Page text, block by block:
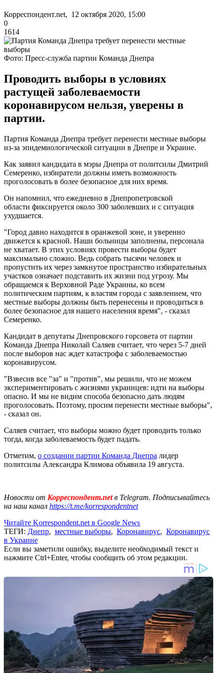
Корреспондент.net, 12 октября 2020, 15:00
0
1614
Фото: Пресс-служба партии Команда Днепра
Проводить выборы в условиях
растущей заболеваемости
коронавирусом нельзя, уверены в
партии.
Партия Команда Днепра требует перенести местные выборы
из-за эпидемиологической ситуации в Днепре и Украине.
Как заявил кандидата в мэры Днепра от политсилы Дмитрий
Семеренко, избиратели должны иметь возможность
проголосовать в более безопасное для них время.
Он напомнил, что ежедневно в Днепропетровской
области фиксируется около 300 заболевших и с ситуация
ухудшается.
"Город давно находится в оранжевой зоне, и уверенно
движется к красной. Наши больницы заполнены, персонала
не хватает. В этих условиях провести выборы будет
максимально сложно. Ведь собрать тысячи человек и
пропустить их через замкнутое пространство избирательных
участков означает подставить их жизни под угрозу. Мы
обращаемся к Верховной Раде Украины, ко всем
политическим партиям, к властям города с заявлением, что
местные выборы должны быть перенесены и проводиться в
более безопасное для нашего населения время", - сказал
Семеренко.
Кандидат в депутаты Днепровского горсовета от партии
Команда Днепра Николай Саляев считает, что через 5-7 дней
после выборов нас ждет катастрофа с заболеваемостью
коронавирусом.
"Взвесив все "за" и "против", мы решили, что не можем
экспериментировать с жизнями украинцев: идти на выборы
опасно. И мы не видим способа безопасно дать людям
проголосовать. Поэтому, просим перенести местные выборы",
- сказал он.
Саляев считает, что выборы можно будет проводить только
тогда, когда заболеваемость будет падать.
Отметим, о создании партии Команда Днепра лидер
политсилы Александра Климова объявила 19 августа.
Новости от Корреспондент.netв Telegram. Подписывайтесь
на наш канал https://t.me/korrespondentnet
Читайте Korrespondent.net в Google News
ТЕГИ: Днепр, местные выборы, Коронавирус, Коронавирус
в Украине
Если вы заметили ошибку, выделите необходимый текст и
нажмите Ctrl+Enter, чтобы сообщить об этом редакции.